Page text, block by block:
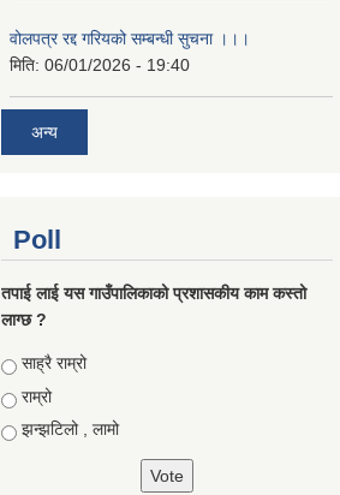
वोलपत्र रद्द गरियको सम्बन्धी सुचना ।।।
मिति: 06/01/2026 - 19:40
अन्य
Poll
तपाई लाई यस गाउँपालिकाको प्रशासकीय काम कस्तो
लाग्छ ?
Choices
साह्रै राम्रो
राम्रो
झन्झटिलो , लामो